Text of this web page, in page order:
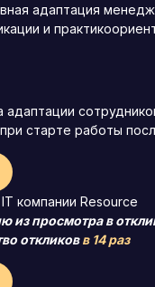
адаптация
и
адаптации
старте работы
компании Resource
из просмотра в
откликовв 14 раз